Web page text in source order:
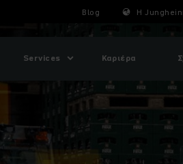
Blog Η
Services Καριέρα